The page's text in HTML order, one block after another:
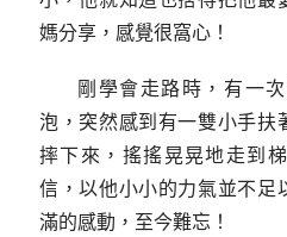
媽分享，感覺很窩心！
剛學會走路時，有一
泡，突然感到有一雙小手扶
摔下來，搖搖晃晃地走到
信，以他小小的力氣並不足
滿的感動，至今難忘！